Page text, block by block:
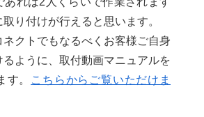
り付けが行えると思います。
ネクトでもなるべくお客様ご自身
るように、取付動画マニュアルを
す。
こちらからご覧いただけま